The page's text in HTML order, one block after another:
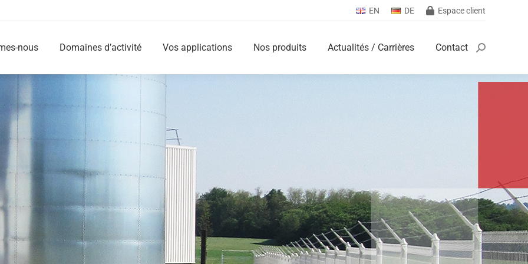
EN DE Espace client
nous Domaines d’activité Vos applications Nos produits Actualités / Carrières Contact Search:
nous Domaines d’activité Vos applications Nos produits Actualités / Carrières Contact Search: